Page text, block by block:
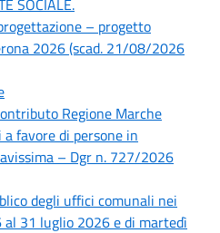
– progetto
2026 (scad. 21/08/2026
Regione Marche
favore di persone in
– Dgr n. 727/2026
degli uffici comunali nei
al 31 luglio 2026 e di martedì